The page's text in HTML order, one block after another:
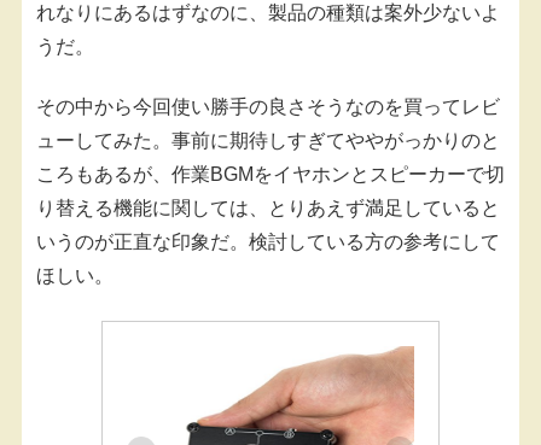
れなりにあるはずなのに、製品の種類は案外少ないよ
うだ。
その中から今回使い勝手の良さそうなのを買ってレビ
ューしてみた。事前に期待しすぎてややがっかりのと
ころもあるが、作業BGMをイヤホンとスピーカーで切
り替える機能に関しては、とりあえず満足していると
いうのが正直な印象だ。検討している方の参考にして
ほしい。